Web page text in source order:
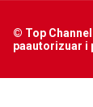
© Top
paautorizuar i